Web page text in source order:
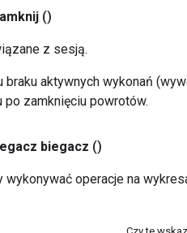
()
z sesją.
braku aktywnych wykonań
po zamknięciu powrotów.
biegacz ()
wykonywać operacje na